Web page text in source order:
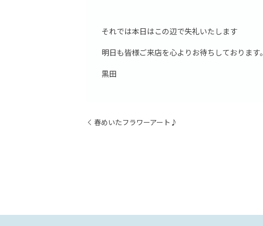
それでは本日はこの辺で失礼いたします
明日も皆様ご来店を心よりお待ちしております。
黒田
春めいたフラワーアート♪